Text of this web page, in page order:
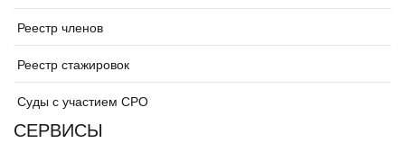
Реестр членов
Реестр стажировок
Суды с участием СРО
СЕРВИСЫ